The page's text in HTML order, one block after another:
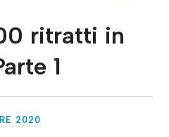
ritratti in
1
2020